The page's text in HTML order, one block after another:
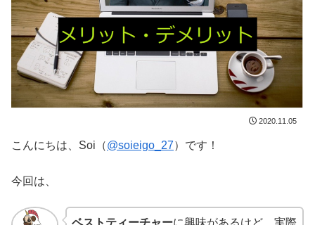
2020.11.05
こんにちは、Soi（@soieigo_27）です！
今回は、